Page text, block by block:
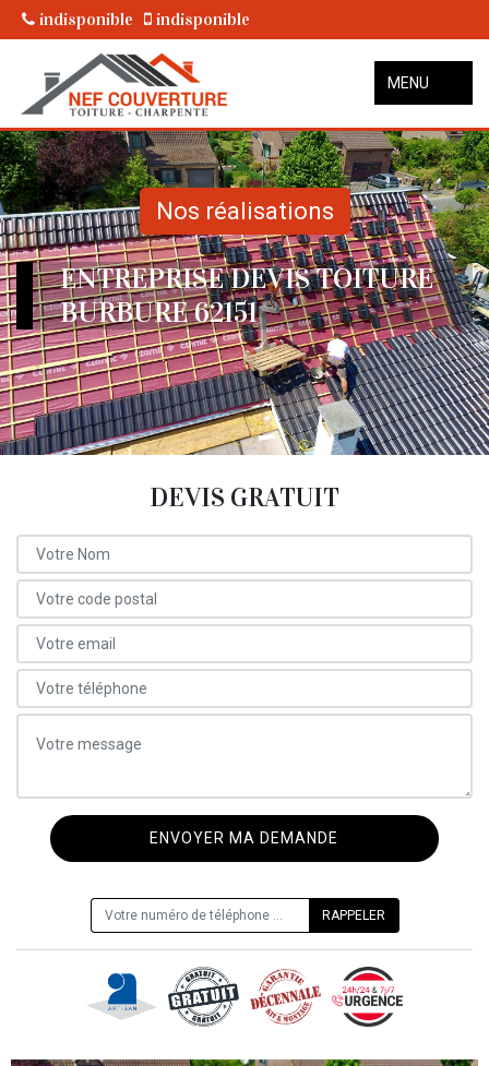
indisponible indisponible
MENU
Nos réalisations
ENTREPRISE DEVIS TOITURE
BURBURE 62151
DEVIS GRATUIT